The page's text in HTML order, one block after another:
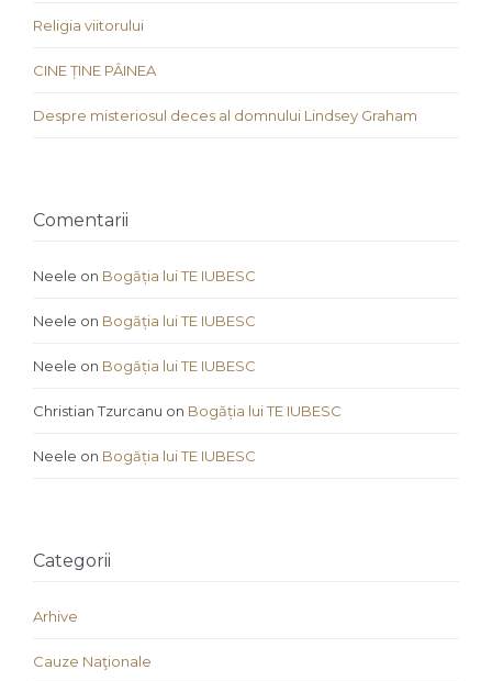
Religia viitorului
CINE ȚINE PÂINEA
Despre misteriosul deces al domnului Lindsey Graham
Comentarii
Neele on Bogăția lui TE IUBESC
Neele on Bogăția lui TE IUBESC
Neele on Bogăția lui TE IUBESC
Christian Tzurcanu on Bogăția lui TE IUBESC
Neele on Bogăția lui TE IUBESC
Categorii
Arhive
Cauze Naţionale